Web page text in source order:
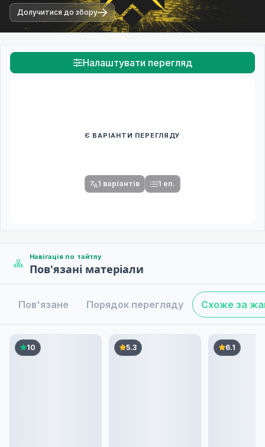
Долучитися до збору
Налаштувати перегляд
Є ВАРІАНТИ ПЕРЕГЛЯДУ
1 варіантів 1 еп.
Навігація по тайтлу
Пов'язані матеріали
Пов'язане Порядок перегляду Схоже за
10 5.3 6.1